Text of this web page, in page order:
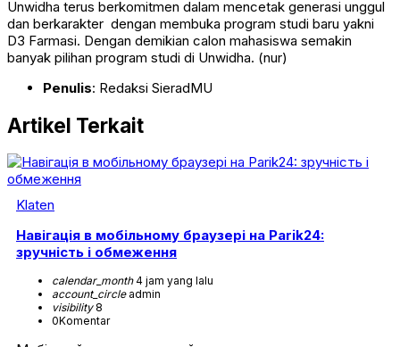
Unwidha terus berkomitmen dalam mencetak generasi unggul
dan berkarakter dengan membuka program studi baru yakni
D3 Farmasi. Dengan demikian calon mahasiswa semakin
banyak pilihan program studi di Unwidha. (nur)
Penulis: Redaksi SieradMU
Artikel Terkait
Klaten
Навігація в мобільному браузері на Parik24:
зручність і обмеження
calendar_month4 jam yang lalu
account_circleadmin
visibility8
0Komentar